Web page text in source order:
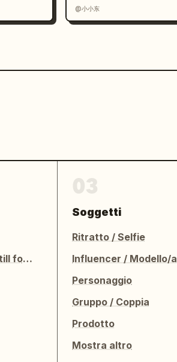
@小小东
Fermo immagine cinematografico / Still fotografico
Soggetti
Ritratto / Selfie
Influencer / Modello/a
Personaggio
Gruppo / Coppia
Prodotto
Mostra altro